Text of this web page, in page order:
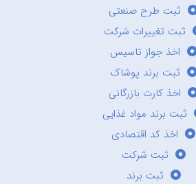
ثبت طرح صنعتی
ثبت تغییرات شرکت
اخذ جواز تاسیس
ثبت برند پوشاک
اخذ کارت بازرگانی
ثبت برند مواد غذایی
اخذ کد اقتصادی
ثبت شرکت
ثبت برند